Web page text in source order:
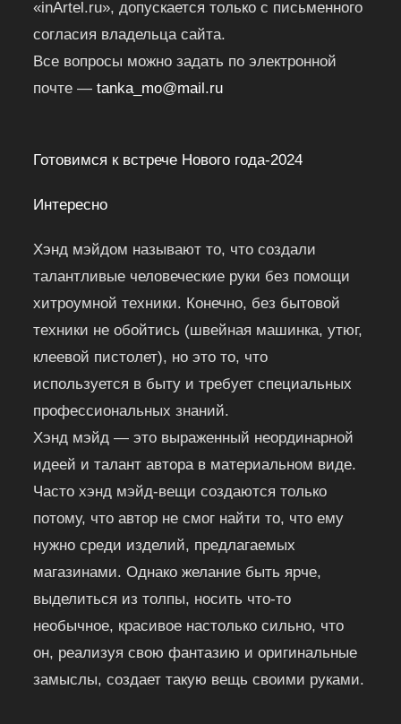
«inArtel.ru», допускается только с письменного
согласия владельца сайта.
Все вопросы можно задать по электронной
почте —tanka_mo@mail.ru
Готовимся к встрече Нового года-2024
Интересно
Хэнд мэйдом называют то, что создали
талантливые человеческие руки без помощи
хитроумной техники. Конечно, без бытовой
техники не обойтись (швейная машинка, утюг,
клеевой пистолет), но это то, что
используется в быту и требует специальных
профессиональных знаний.
Хэнд мэйд — это выраженный неординарной
идеей и талант автора в материальном виде.
Часто хэнд мэйд-вещи создаются только
потому, что автор не смог найти то, что ему
нужно среди изделий, предлагаемых
магазинами. Однако желание быть ярче,
выделиться из толпы, носить что-то
необычное, красивое настолько сильно, что
он, реализуя свою фантазию и оригинальные
замыслы, создает такую вещь своими руками.